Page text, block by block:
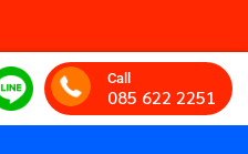
Call
085 622 2251